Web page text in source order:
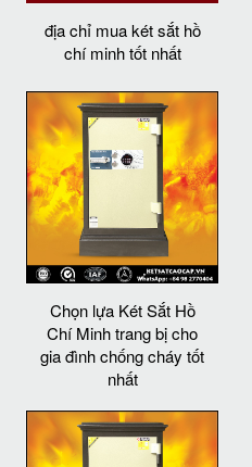
địa chỉ mua két sắt hồ
chí minh tốt nhất
Chọn lựa Két Sắt Hồ
Chí Minh trang bị cho
gia đình chống cháy tốt
nhất